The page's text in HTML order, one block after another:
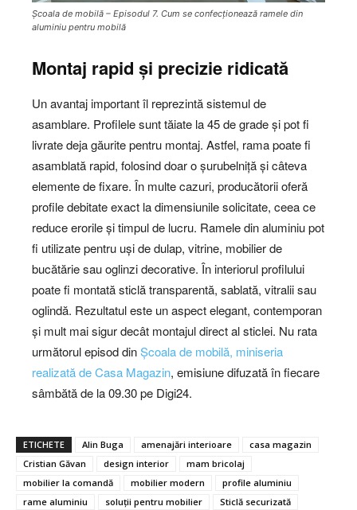
Școala de mobilă – Episodul 7. Cum se confecționează ramele din
aluminiu pentru mobilă
Montaj rapid și precizie ridicată
Un avantaj important îl reprezintă sistemul de
asamblare. Profilele sunt tăiate la 45 de grade și pot fi
livrate deja găurite pentru montaj. Astfel, rama poate fi
asamblată rapid, folosind doar o șurubelniță și câteva
elemente de fixare. În multe cazuri, producătorii oferă
profile debitate exact la dimensiunile solicitate, ceea ce
reduce erorile și timpul de lucru. Ramele din aluminiu pot
fi utilizate pentru uși de dulap, vitrine, mobilier de
bucătărie sau oglinzi decorative. În interiorul profilului
poate fi montată sticlă transparentă, sablată, vitralii sau
oglindă. Rezultatul este un aspect elegant, contemporan
și mult mai sigur decât montajul direct al sticlei. Nu rata
următorul episod dinȘcoala de mobilă, miniseria
realizată de Casa Magazin, emisiune difuzată în fiecare
sâmbătă de la 09.30 pe Digi24.
ETICHETE Alin Buga amenajări interioare
casa magazin
Cristian Găvan
design interior
mam bricolaj
mobilier la comandă
mobilier modern
profile aluminiu
rame aluminiu
soluții pentru mobilier
Sticlă securizată